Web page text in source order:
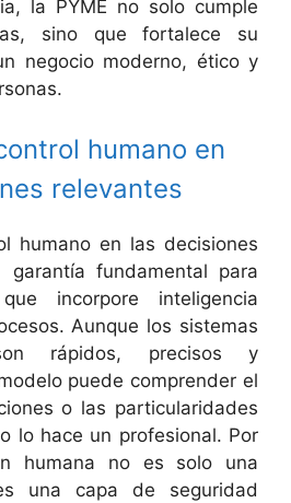
la PYME no solo cumple
sino que fortalece su
negocio moderno, ético y
humano en
relevantes
humano en las decisiones
garantía fundamental para
incorpore inteligencia
Aunque los sistemas
rápidos, precisos y
puede comprender el
o las particularidades
lo hace un profesional. Por
humana no es solo una
una capa de seguridad